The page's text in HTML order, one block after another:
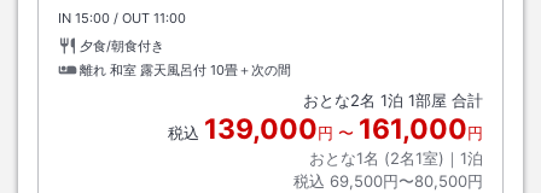
IN チェックイン
15:00 / OUT チェックアウト
11:00
夕食/朝食付き
離れ 和室 露天風呂付 10畳＋次の間
おとな2名 1泊 1部屋 合計
税込 139,000円 〜 161,000円
おとな1名 (2名1室)｜ 1泊
税込 69,500円〜80,500円